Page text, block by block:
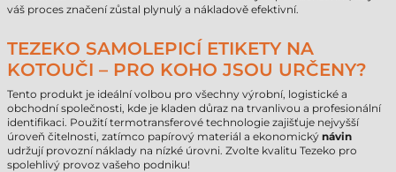
váš proces značení zůstal plynulý a nákladově efektivní.
TEZEKO SAMOLEPICÍ ETIKETY NA
KOTOUČI – PRO KOHO JSOU URČENY?
Tento produkt je ideální volbou pro všechny výrobní, logistické a
obchodní společnosti, kde je kladen důraz na trvanlivou a profesionální
identifikaci. Použití termotransferové technologie zajišťuje nejvyšší
úroveň čitelnosti, zatímco papírový materiál a ekonomický návin
udržují provozní náklady na nízké úrovni. Zvolte kvalitu Tezeko pro
spolehlivý provoz vašeho podniku!